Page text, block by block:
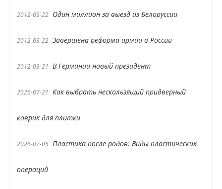
2012-03-22 Один миллион за выезд из Белоруссии
2012-03-22 Завершена реформа армии в России
2012-03-21 В Германии новый президент
2026-07-21 Как выбрать нескользящий придверный
коврик для плитки
2026-07-05 Пластика после родов: Виды пластических
операций